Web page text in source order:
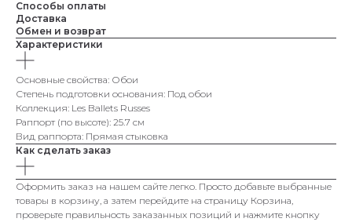
Способы оплаты
Доставка
Обмен и возврат
Характеристики
Основные свойства: Обои
Степень подготовки основания: Под обои
Коллекция: Les Ballets Russes
Раппорт (по высоте): 25.7 см
Вид раппорта: Прямая стыковка
Как сделать заказ
Оформить заказ на нашем сайте легко. Просто добавьте выбранные
товары в корзину, а затем перейдите на страницу Корзина,
проверьте правильность заказанных позиций и нажмите кнопку